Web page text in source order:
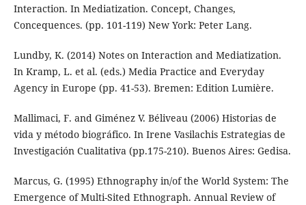
Interaction. In Mediatization. Concept, Changes,
Concequences. (pp. 101-119) New York: Peter Lang.
Lundby, K. (2014) Notes on Interaction and Mediatization.
In Kramp, L. et al. (eds.) Media Practice and Everyday
Agency in Europe (pp. 41-53). Bremen: Edition Lumière.
Mallimaci, F. and Giménez V. Béliveau (2006) Historias de
vida y método biográfico. In Irene Vasilachis Estrategias de
Investigación Cualitativa (pp.175-210). Buenos Aires: Gedisa.
Marcus, G. (1995) Ethnography in/of the World System: The
Emergence of Multi-Sited Ethnograph. Annual Review of